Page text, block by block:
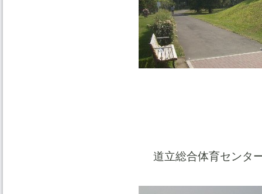
道立総合体育センター